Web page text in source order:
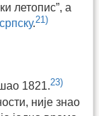
летопис”, а
.21)
1821.23)
није знао